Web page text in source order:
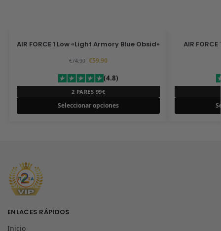
AIR FORCE 1 Low «Light Armory Blue Obsid»
€74.90 €59.90
(4.8)
2 PARES 99€
Seleccionar opciones
AIR
ENLACES RÁPIDOS
Inicio